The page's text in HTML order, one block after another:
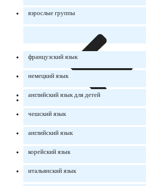
взрослые группы
французский язык
немецкий язык
английский язык для детей
чешский язык
английский язык
корейский язык
итальянский язык